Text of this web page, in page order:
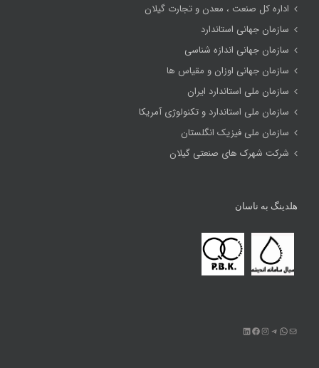
اداره کل صنعت ، معدن و تجارت گیلان
سازمان جهانی استاندارد
سازمان جهانی اندازه شناسی
سازمان جهانی اوزان و مقیاس ها
سازمان ملی استاندارد ایران
سازمان ملی استاندارد و تکنولوژی آمریکا
سازمان ملی فیزیک انگلستان
شرکت شهرک های صنعتی گیلان
هلدینگ به ناسان
ایمیل واتس‌اپ
تلگراماینستاگرم
فیس‌بوک